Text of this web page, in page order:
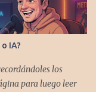
IA?
los
para luego leer